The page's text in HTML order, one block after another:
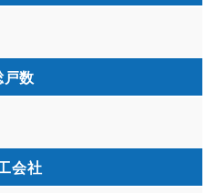
戸数
会社